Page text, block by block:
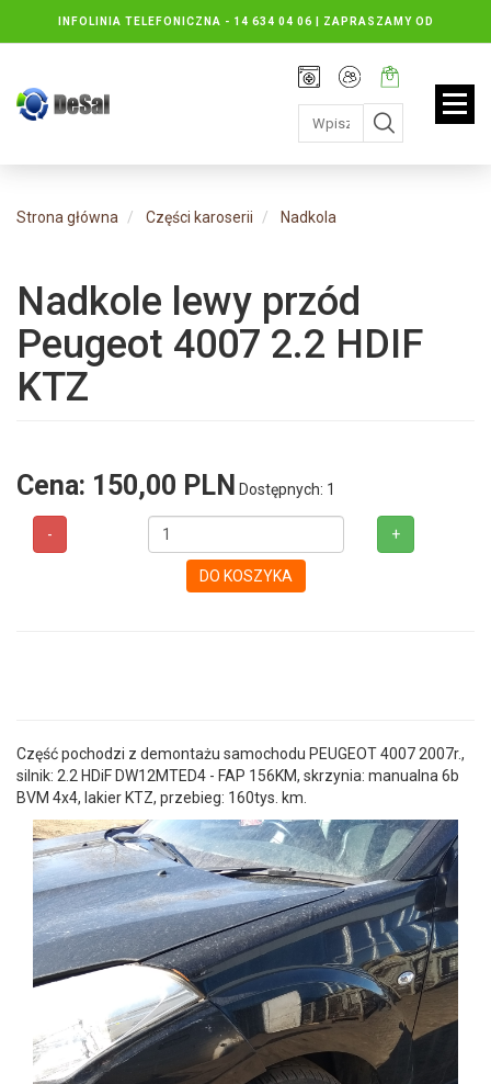
INFOLINIA TELEFONICZNA - 14 634 04 06 | ZAPRASZAMY OD
PONIEDZIAŁKU DO PIĄTKU : 8.30 DO 16.30, SOBOTY: 8.30 DO 13.00
Rejestracja
Moje
konto
Twój
koszyk:
jest
pusty
Strona główna Części karoserii Nadkola
Nadkole lewy przód
Peugeot 4007 2.2 HDIF
KTZ
Cena: 150,00 PLN Dostępnych: 1
- +
DO KOSZYKA
Część pochodzi z demontażu samochodu PEUGEOT 4007 2007r.,
silnik: 2.2 HDiF DW12MTED4 - FAP 156KM, skrzynia: manualna 6b
BVM 4x4, lakier KTZ, przebieg: 160tys. km.